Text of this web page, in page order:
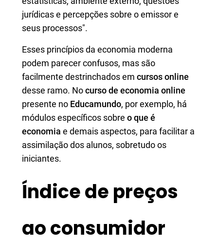
jurídicas e percepções sobre o emissor e
seus processos".
Esses princípios da economia moderna
podem parecer confusos, mas são
facilmente destrinchados em cursos online
desse ramo. Nocurso de economia online
presente no Educamundo, por exemplo, há
módulos específicos sobre o que é
economia e demais aspectos, para facilitar a
assimilação dos alunos, sobretudo os
iniciantes.
Índice de preços
ao consumidor